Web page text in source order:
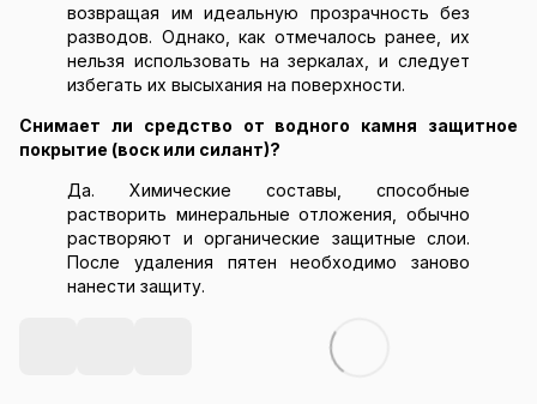
возвращая им идеальную прозрачность без
разводов. Однако, как отмечалось ранее, их
нельзя использовать на зеркалах, и следует
избегать их высыхания на поверхности.
Снимает ли средство от водного камня защитное
покрытие (воск или силант)?
Да. Химические составы, способные
растворить минеральные отложения, обычно
растворяют и органические защитные слои.
После удаления пятен необходимо заново
нанести защиту.